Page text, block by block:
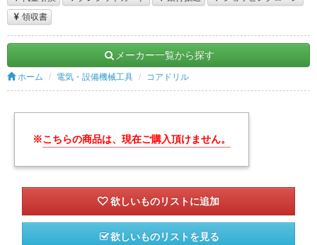
領収書
メーカー一覧から探す
ホーム 電気・設備機械工具 コアドリル
※こちらの商品は、現在ご購入頂けません。
欲しいものリストを見る